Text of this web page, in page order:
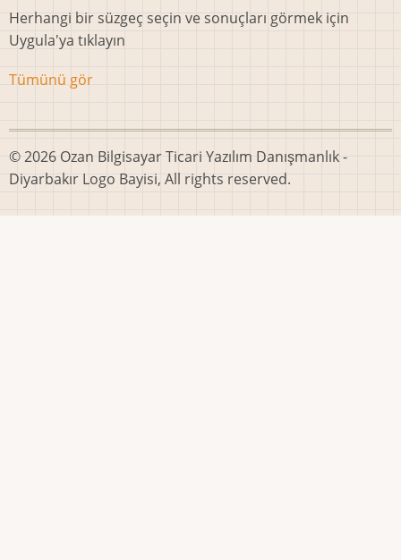
Herhangi bir süzgeç seçin ve sonuçları görmek için
Uygula'ya tıklayın
Tümünü gör
© 2026 Ozan Bilgisayar Ticari Yazılım Danışmanlık -
Diyarbakır Logo Bayisi, All rights reserved.